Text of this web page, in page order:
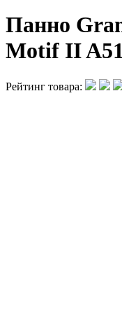
Панно
Motif II
Рейтинг товара: